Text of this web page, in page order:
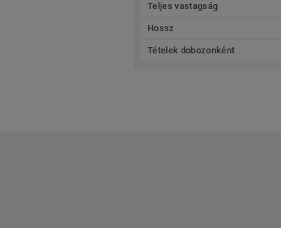
Teljes vastagság
Hossz
Tételek dobozonként